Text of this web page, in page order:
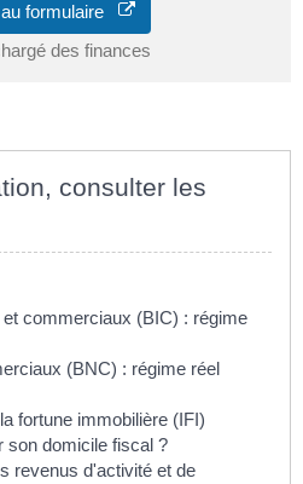
formulaire
des finances
consulter les
commerciaux (BIC) : régime
(BNC) : régime réel
fortune immobilière (IFI)
son domicile fiscal ?
revenus d'activité et de